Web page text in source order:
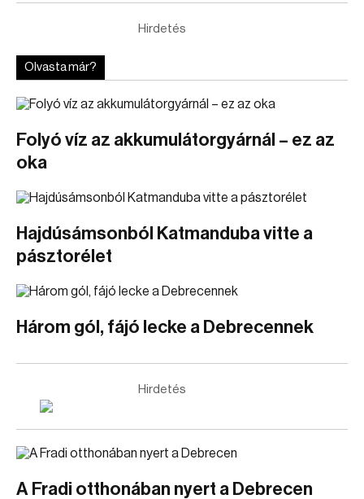
Hirdetés
Olvasta már?
Folyó víz az akkumulátorgyárnál – ez az
oka
Hajdúsámsonból Katmanduba vitte a
pásztorélet
Három gól, fájó lecke a Debrecennek
Hirdetés
A Fradi otthonában nyert a Debrecen